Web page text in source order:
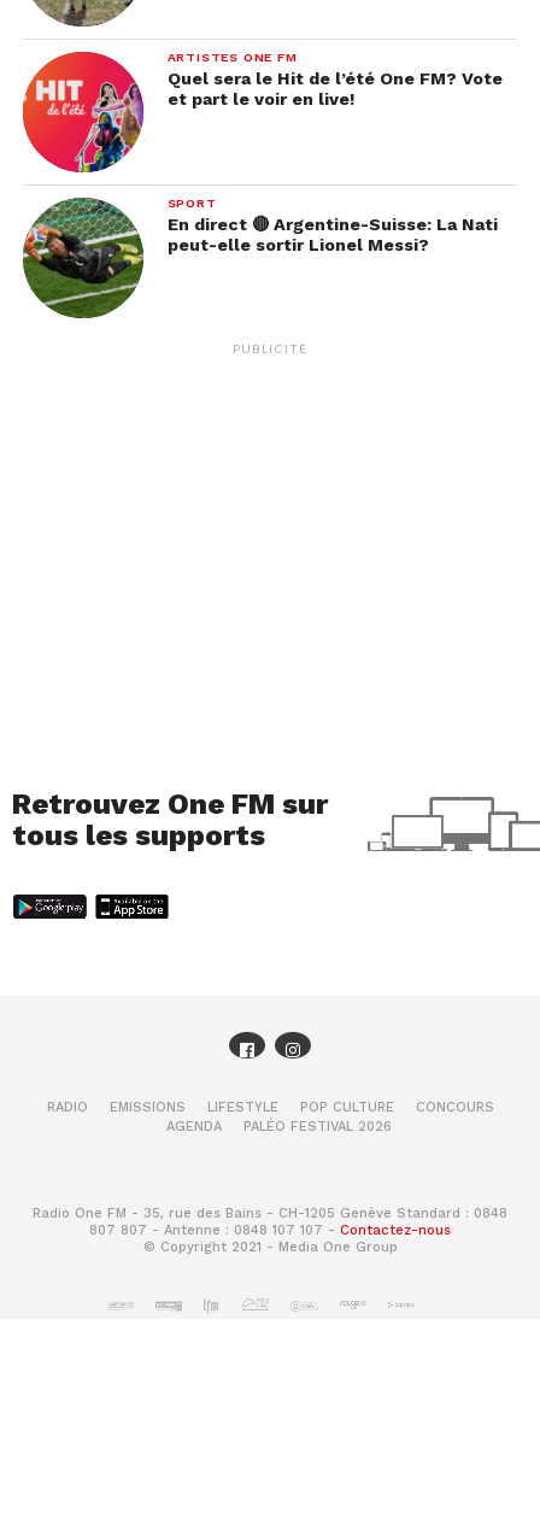
ARTISTES ONE FM
Quel sera le Hit de l’été One FM? Vote
et part le voir en live!
SPORT
En direct 🔴 Argentine-Suisse: La Nati
peut-elle sortir Lionel Messi?
PUBLICITÉ
Retrouvez One FM sur
tous les supports
RADIO EMISSIONS LIFESTYLE POP CULTURE
CONCOURS
AGENDA
PALÉO FESTIVAL 2026
Radio One FM - 35, rue des Bains - CH-1205 Genève Standard : 0848
807 807 - Antenne : 0848 107 107 - Contactez-nous
© Copyright 2021 - Media One Group